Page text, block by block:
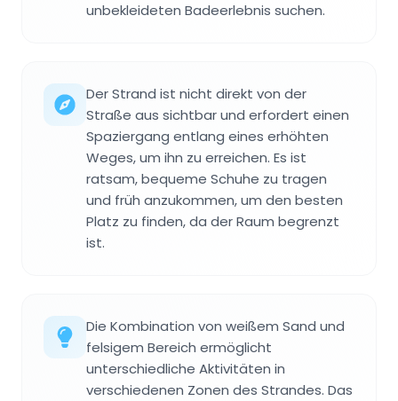
unbekleideten Badeerlebnis suchen.
Der Strand ist nicht direkt von der
Straße aus sichtbar und erfordert einen
Spaziergang entlang eines erhöhten
Weges, um ihn zu erreichen. Es ist
ratsam, bequeme Schuhe zu tragen
und früh anzukommen, um den besten
Platz zu finden, da der Raum begrenzt
ist.
Die Kombination von weißem Sand und
felsigem Bereich ermöglicht
unterschiedliche Aktivitäten in
verschiedenen Zonen des Strandes. Das